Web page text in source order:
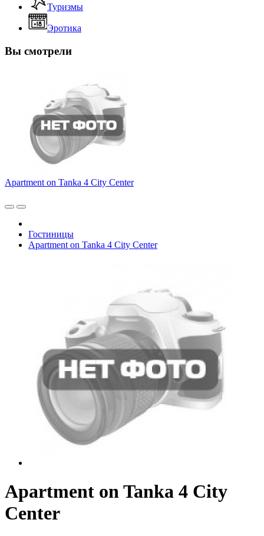
Туризмы
Эротика
Вы смотрели
Apartment on Tanka 4 City Center
Гостиницы
Apartment on Tanka 4 City Center
Apartment on Tanka 4 City
Center